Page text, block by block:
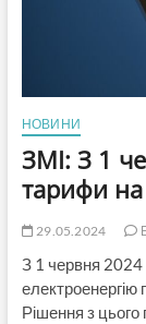
—
НОВИНИ
ЗМІ: З 1
тарифи на
29.05.2024
З 1 червня 2024
електроенергію
Рішення з